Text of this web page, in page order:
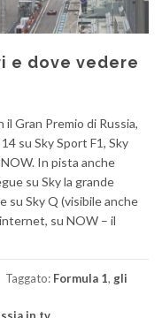
e dove vedere
il Gran Premio di Russia,
su Sky Sport F1, Sky
In pista anche
su Sky la grande
su Sky Q (visibile anche
su NOW – il
Taggato: Formula 1, gli
in tv